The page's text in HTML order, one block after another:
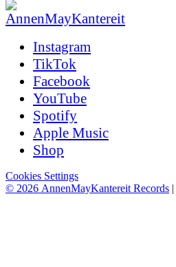
Instagram
TikTok
Facebook
YouTube
Spotify
Apple Music
Shop
Cookies Settings
© 2026 AnnenMayKantereit Records |